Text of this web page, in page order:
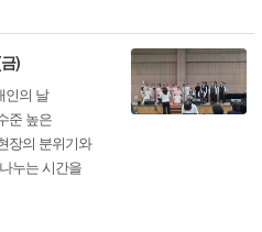
)
인의 날
준 높은
장의 분위기와
누는 시간을